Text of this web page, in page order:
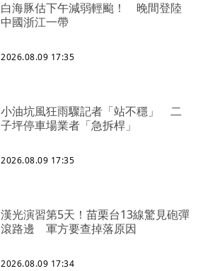
白海豚估下午減弱輕颱！ 晚間登陸
中國浙江一帶
2026.08.09 17:35
小油坑風狂雨驟記者「站不穩」 二
子坪停車場業者「急拆桿」
2026.08.09 17:35
漢光演習第5天！苗栗台13線驚見砲彈
滾路邊 軍方要查掉落原因
2026.08.09 17:34